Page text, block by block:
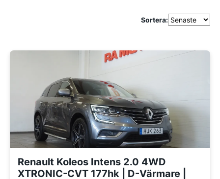
Sortera:
Renault Koleos Intens 2.0 4WD
XTRONIC-CVT 177hk | D-Värmare |